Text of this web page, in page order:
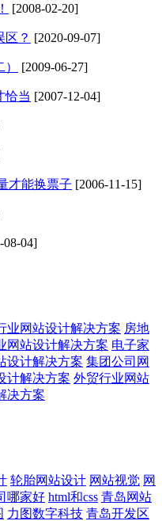
[2008-02-20]
区？ [2020-09-07]
[2009-06-27]
恰当 [2007-12-04]
才能换票子 [2006-11-15]
08-04]
业网站设计解决方案 房地
网站设计解决方案 电子家
设计解决方案 集团公司网
计解决方案 外贸行业网站
决方案
轮胎网站设计 网站视觉 网
哪家好 html和css 青岛网站
力图数字科技 青岛开发区